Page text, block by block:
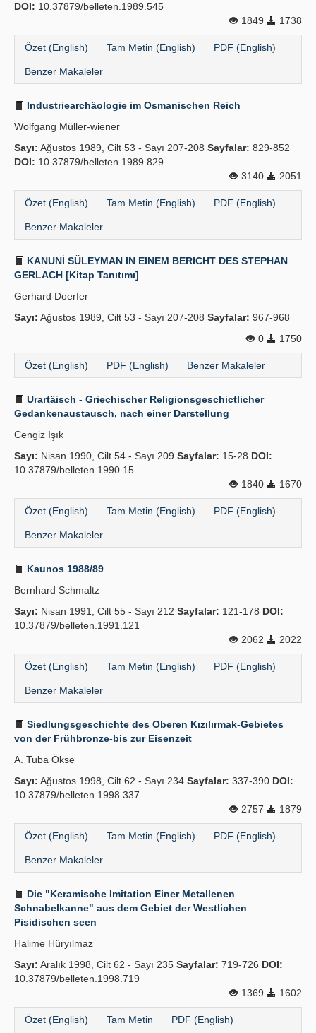
DOI: 10.37879/belleten.1989.545
1849
1738
Özet (English) Tam Metin (English) PDF (English)
Benzer Makaleler
Industriearchäologie im Osmanischen Reich
Wolfgang Müller-wiener
Sayı: Ağustos 1989, Cilt 53 - Sayı 207-208 Sayfalar: 829-852
DOI: 10.37879/belleten.1989.829
3140
2051
Özet (English) Tam Metin (English) PDF (English)
Benzer Makaleler
KANUNİ SÜLEYMAN IN EINEM BERICHT DES STEPHAN
GERLACH [Kitap Tanıtımı]
Gerhard Doerfer
Sayı: Ağustos 1989, Cilt 53 - Sayı 207-208 Sayfalar: 967-968
0
1750
Özet (English) PDF (English) Benzer Makaleler
Urartäisch - Griechischer Religionsgeschictlicher
Gedankenaustausch, nach einer Darstellung
Cengiz Işık
Sayı: Nisan 1990, Cilt 54 - Sayı 209 Sayfalar: 15-28 DOI:
10.37879/belleten.1990.15
1840
1670
Özet (English) Tam Metin (English) PDF (English)
Benzer Makaleler
Kaunos 1988/89
Bernhard Schmaltz
Sayı: Nisan 1991, Cilt 55 - Sayı 212 Sayfalar: 121-178 DOI:
10.37879/belleten.1991.121
2062
2022
Özet (English) Tam Metin (English) PDF (English)
Benzer Makaleler
Siedlungsgeschichte des Oberen Kızılırmak-Gebietes
von der Frühbronze-bis zur Eisenzeit
A. Tuba Ökse
Sayı: Ağustos 1998, Cilt 62 - Sayı 234 Sayfalar: 337-390 DOI:
10.37879/belleten.1998.337
2757
1879
Özet (English) Tam Metin (English) PDF (English)
Benzer Makaleler
Die "Keramische Imitation Einer Metallenen
Schnabelkanne" aus dem Gebiet der Westlichen
Pisidischen seen
Halime Hüryılmaz
Sayı: Aralık 1998, Cilt 62 - Sayı 235 Sayfalar: 719-726 DOI:
10.37879/belleten.1998.719
1369
1602
Özet (English) Tam Metin PDF (English)